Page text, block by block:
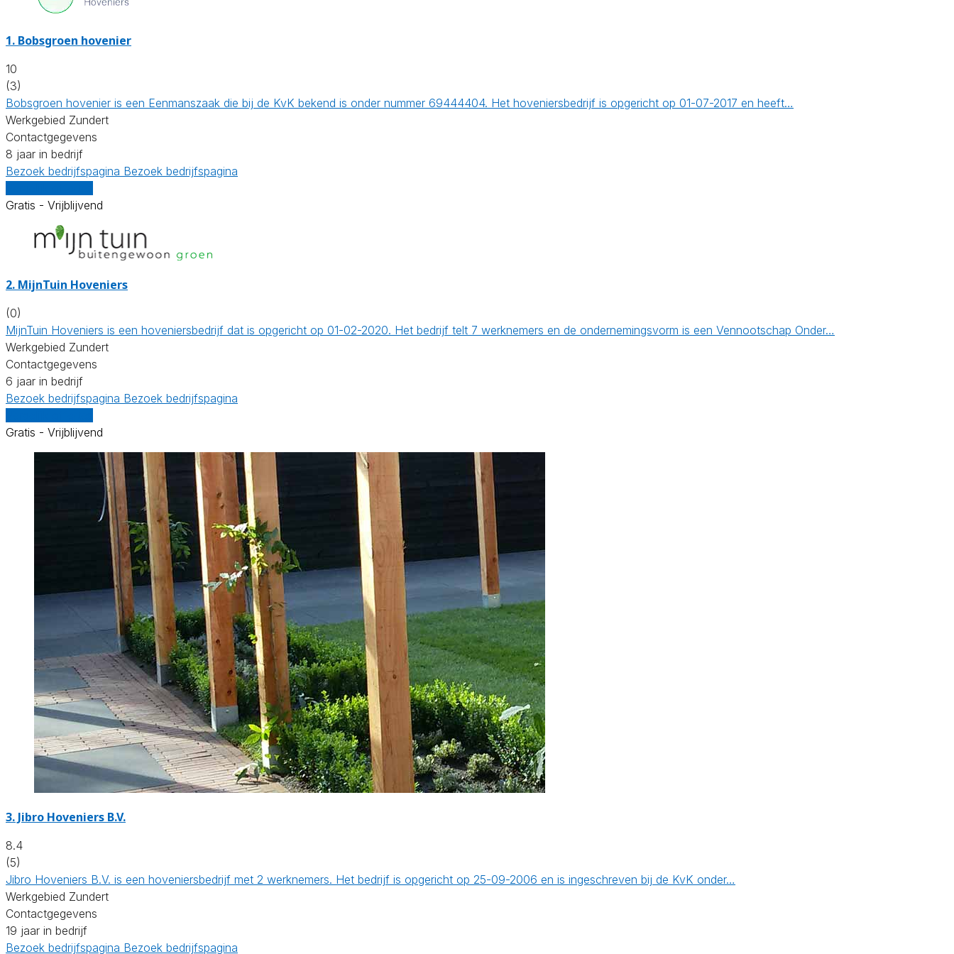
1. Bobsgroen hovenier
10
(3)
Bobsgroen hovenier is een Eenmanszaak die bij de KvK bekend is onder nummer 69444404. Het hoveniersbedrijf is opgericht op 01-07-2017 en heeft…
Werkgebied Zundert
Contactgegevens
8 jaar in bedrijf
Bezoek bedrijfspagina Bezoek bedrijfspagina
Gratis - Vrijblijvend
2. MijnTuin Hoveniers
(0)
MijnTuin Hoveniers is een hoveniersbedrijf dat is opgericht op 01-02-2020. Het bedrijf telt 7 werknemers en de ondernemingsvorm is een Vennootschap Onder…
Werkgebied Zundert
Contactgegevens
6 jaar in bedrijf
Bezoek bedrijfspagina Bezoek bedrijfspagina
Gratis - Vrijblijvend
3. Jibro Hoveniers B.V.
8.4
(5)
Jibro Hoveniers B.V. is een hoveniersbedrijf met 2 werknemers. Het bedrijf is opgericht op 25-09-2006 en is ingeschreven bij de KvK onder…
Werkgebied Zundert
Contactgegevens
19 jaar in bedrijf
Bezoek bedrijfspagina Bezoek bedrijfspagina